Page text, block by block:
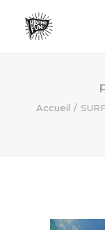
AVENTURES
Accueil